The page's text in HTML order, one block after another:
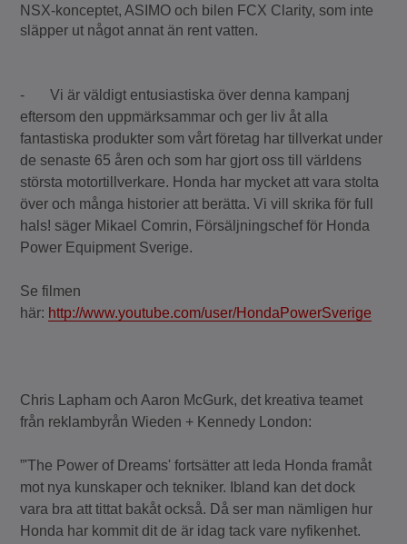
NSX-konceptet, ASIMO och bilen FCX Clarity, som inte
släpper ut något annat än rent vatten.
- Vi är väldigt entusiastiska över denna kampanj
eftersom den uppmärksammar och ger liv åt alla
fantastiska produkter som vårt företag har tillverkat under
de senaste 65 åren och som har gjort oss till världens
största motortillverkare. Honda har mycket att vara stolta
över och många historier att berätta. Vi vill skrika för full
hals! säger Mikael Comrin, Försäljningschef för Honda
Power Equipment Sverige.
Se filmen
här: http://www.youtube.com/user/HondaPowerSverige
Chris Lapham och Aaron McGurk, det kreativa teamet
från reklambyrån Wieden + Kennedy London:
”'The Power of Dreams' fortsätter att leda Honda framåt
mot nya kunskaper och tekniker. Ibland kan det dock
vara bra att tittat bakåt också. Då ser man nämligen hur
Honda har kommit dit de är idag tack vare nyfikenhet.